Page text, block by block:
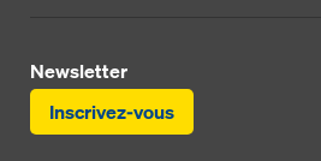
Newsletter
Inscrivez-vous